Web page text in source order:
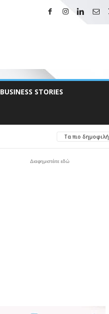
BUSINESS STORIES
Τα πιο δημοφιλή
Διαφημιστέιτε εδώ